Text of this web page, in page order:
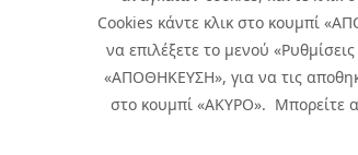
Cookies κάντε κλικ στο κουμπί
να επιλέξετε το μενού
«ΑΠΟΘΗΚΕΥΣΗ», για να τις
στο κουμπί «ΑΚΥΡΟ». Μπορείτε
Copyright © 2026 Infoquest.gr Με